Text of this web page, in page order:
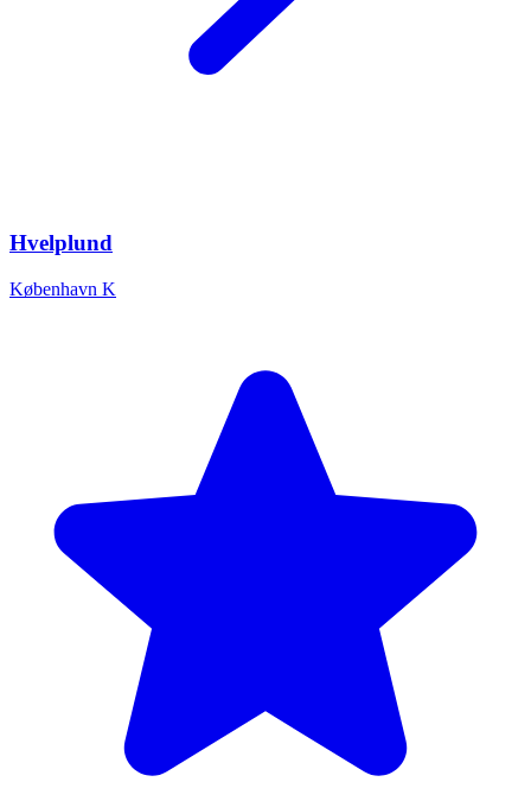
Hvelplund
København K